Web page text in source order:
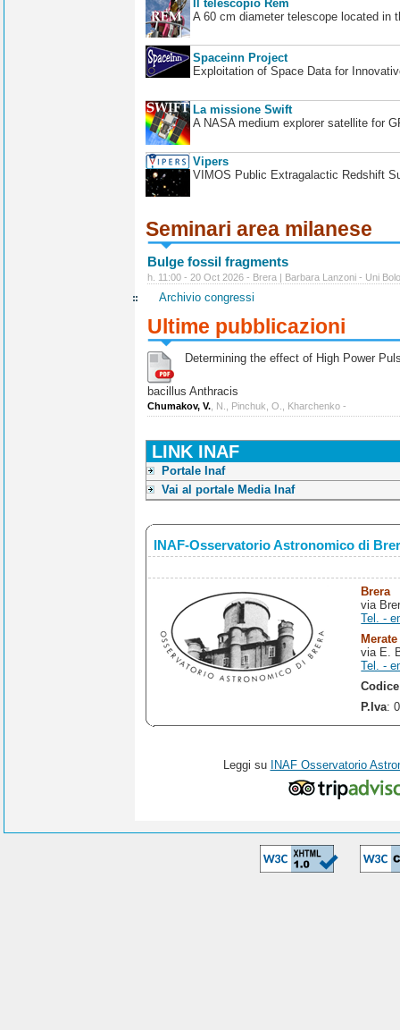
Il telescopio Rem
A 60 cm diameter telescope located in
Spaceinn Project
Exploitation of Space Data for
La missione Swift
A NASA medium explorer satellite for
Vipers
VIMOS Public Extragalactic Redshift
Seminari area milanese
Bulge fossil fragments
h. 11:00 - 20 Oct 2026 - Brera | Barbara Lanzoni - Uni
Archivio congressi
Ultime pubblicazioni
Determining the effect of High Power
bacillus Anthracis
Chumakov, V. , N., Pinchuk, O., Kharchenko -
LINK INAF
Portale Inaf
Vai al portale Media Inaf
INAF-Osservatorio Astronomico di
Brera
via
Tel. -
Merate
via E.
Tel. -
P.Iva:
Leggi su INAF Osservatorio